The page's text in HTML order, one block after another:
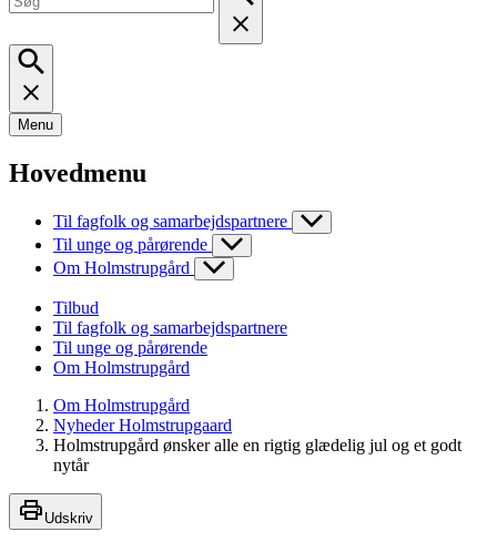
Menu
Hovedmenu
Til fagfolk og samarbejdspartnere
Til unge og pårørende
Om Holmstrupgård
Tilbud
Til fagfolk og samarbejdspartnere
Til unge og pårørende
Om Holmstrupgård
Om Holmstrupgård
Nyheder Holmstrupgaard
Holmstrupgård ønsker alle en rigtig glædelig jul og et godt
nytår
Udskriv